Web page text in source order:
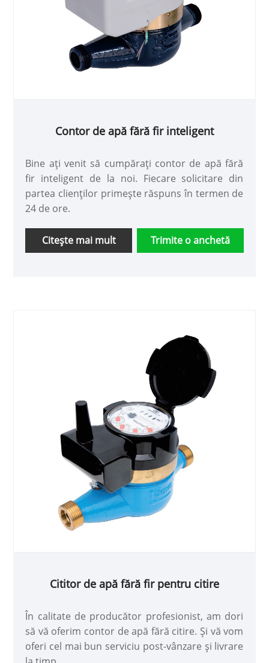
Contor de apă fără fir inteligent
Bine ați venit să cumpărați contor de apă fără
fir inteligent de la noi. Fiecare solicitare din
partea clienților primește răspuns în termen de
24 de ore.
Citeşte mai mult Trimite o anchetă
Cititor de apă fără fir pentru citire
În calitate de producător profesionist, am dori
să vă oferim contor de apă fără citire. Și vă vom
oferi cel mai bun serviciu post-vânzare și livrare